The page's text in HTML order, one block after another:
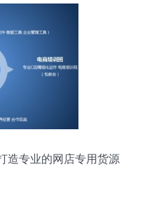
造专业的网店专用货源